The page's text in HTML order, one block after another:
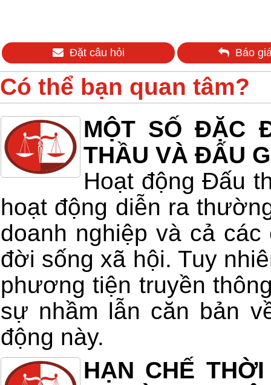
Đặt câu hỏi Báo
Có thể bạn quan tâm?
MỘT SỐ ĐẶC
THẦU VÀ ĐẤU
Hoạt động Đấu
hoạt động diễn ra
doanh nghiệp và cả
đời sống xã hội. Tuy
phương tiện truyền
sự nhầm lẫn căn bản
động này.
HẠN CHẾ